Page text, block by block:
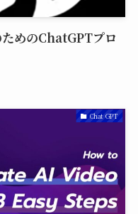
ためのChatGPTプロ
Chat GPT